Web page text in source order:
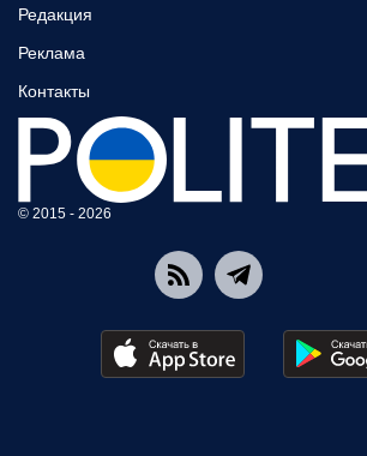
Редакция
Реклама
Контакты
© 2015 - 2026